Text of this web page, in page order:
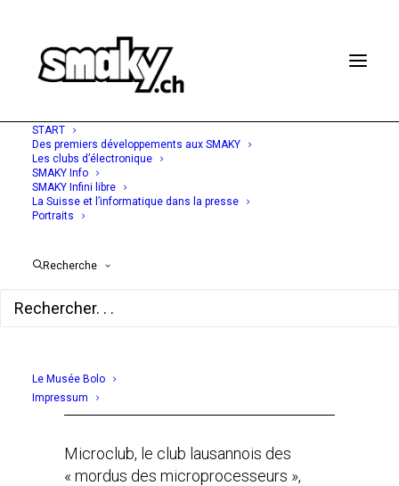
START
Des premiers développements aux SMAKY
Les clubs d’électronique
SMAKY Info
SMAKY Infini libre
La Suisse et l’informatique dans la presse
Portraits
Recherche
Le Musée Bolo
Impressum
5 DÉCEMBRE 1977
handicapés
Microclub, le club lausannois des
« mordus des microprocesseurs »,